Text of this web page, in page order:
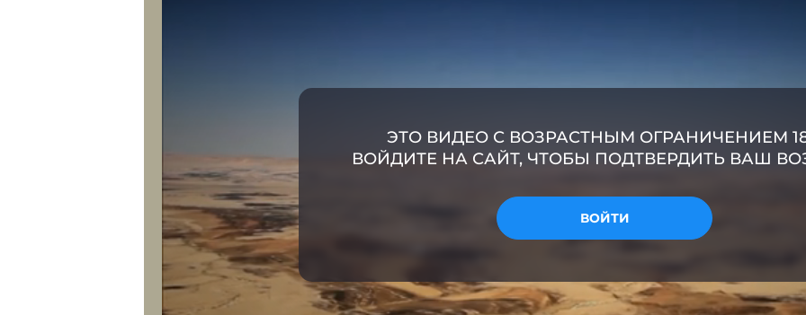
ЭТО ВИДЕО С ВОЗРАСТНЫМ ОГРАНИЧЕНИЕМ
ВОЙДИТЕ НА САЙТ, ЧТОБЫ ПОДТВЕРДИТЬ ВАШ
ВОЙТИ